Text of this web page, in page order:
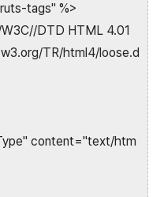
tags" %>
DTD HTML 4.01
TR/html4/loose.d
content="text/htm